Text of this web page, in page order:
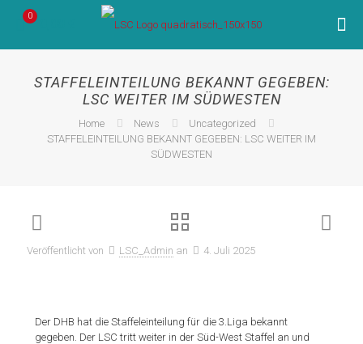
0
STAFFELEINTEILUNG BEKANNT GEGEBEN:
LSC WEITER IM SÜDWESTEN
Home News
Uncategorized
STAFFELEINTEILUNG BEKANNT GEGEBEN: LSC WEITER IM
SÜDWESTEN
Veröffentlicht von LSC_Admin an 4. Juli 2025
Der DHB hat die Staffeleinteilung für die 3.Liga bekannt
gegeben. Der LSC tritt weiter in der Süd-West Staffel an und